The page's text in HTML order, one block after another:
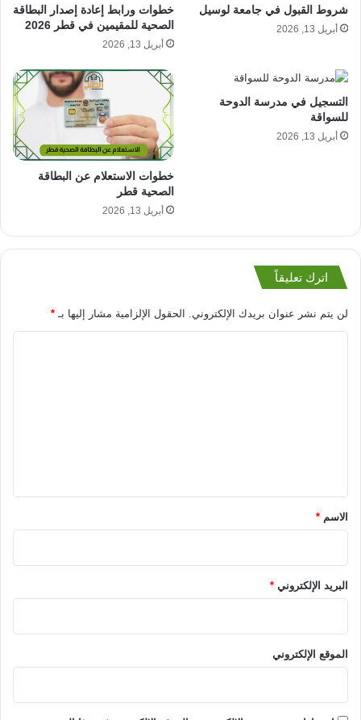
شروط القبول في جامعة لوسيل
أبريل 13, 2026
خطوات ورابط إعادة إصدار البطاقة
الصحية للمقيمين في قطر 2026
أبريل 13, 2026
التسجيل في مدرسة الدوحة
للسواقة
أبريل 13, 2026
خطوات الاستعلام عن البطاقة
الصحية قطر
أبريل 13, 2026
اترك تعليقاً
لن يتم نشر عنوان بريدك الإلكتروني. الحقول الإلزامية مشار إليها بـ *
*الاسم *
البريد الإلكتروني *
الموقع الإلكتروني